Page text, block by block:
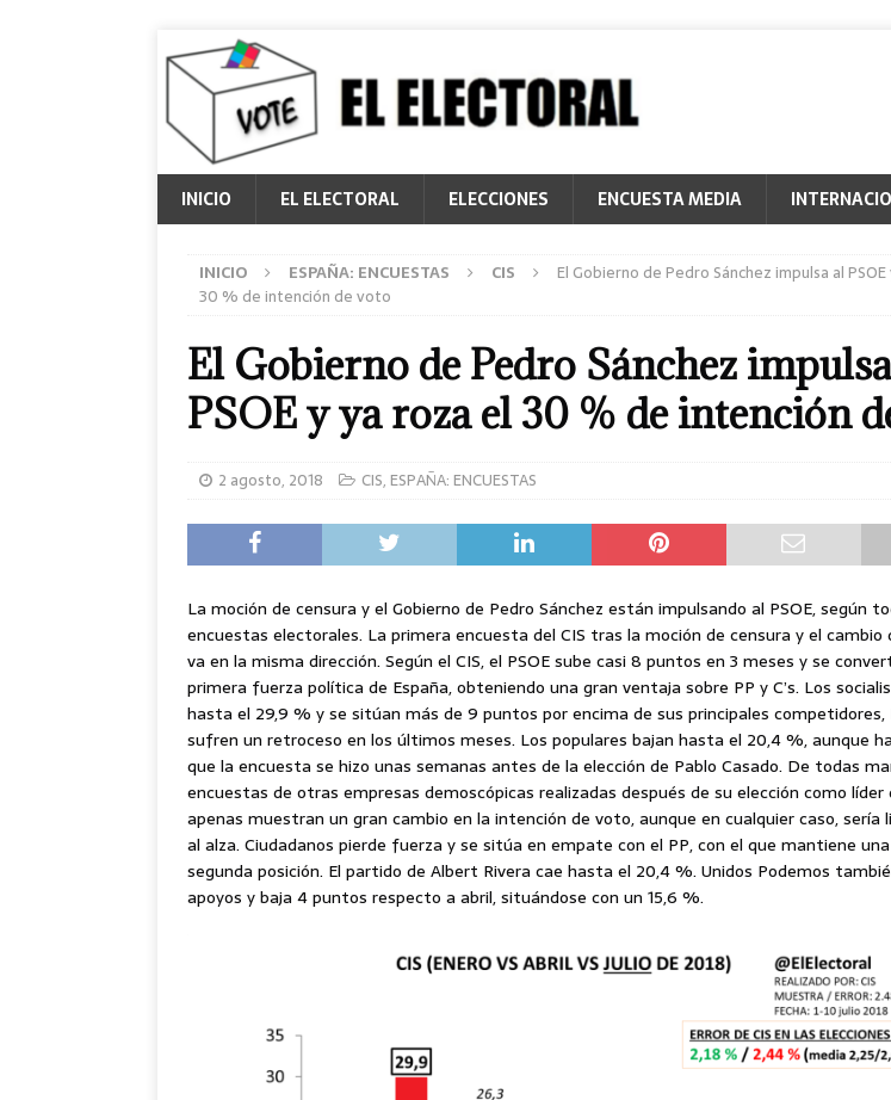
INICIO EL ELECTORAL ELECCIONES ENCUESTA MEDIA
INICIO ESPAÑA: ENCUESTAS CIS
El Gobierno de Pedro Sánchez impulsa al
30 % de intención de voto
El Gobierno de Pedro Sánchez
PSOE y ya roza el 30 % de intención
2 agosto, 2018 CIS, ESPAÑA: ENCUESTAS
La moción de censura y el Gobierno de Pedro Sánchez están impulsando al PSOE, según
encuestas electorales. La primera encuesta del CIS tras la moción de censura y el cambio
va en la misma dirección. Según el CIS, el PSOE sube casi 8 puntos en 3 meses y se
primera fuerza política de España, obteniendo una gran ventaja sobre PP y C’s. Los
hasta el 29,9 % y se sitúan más de 9 puntos por encima de sus principales competidores,
sufren un retroceso en los últimos meses. Los populares bajan hasta el 20,4 %, aunque
que la encuesta se hizo unas semanas antes de la elección de Pablo Casado. De todas
encuestas de otras empresas demoscópicas realizadas después de su elección como líder
apenas muestran un gran cambio en la intención de voto, aunque en cualquier caso, sería
al alza. Ciudadanos pierde fuerza y se sitúa en empate con el PP, con el que mantiene
segunda posición. El partido de Albert Rivera cae hasta el 20,4 %. Unidos Podemos
apoyos y baja 4 puntos respecto a abril, situándose con un 15,6 %.